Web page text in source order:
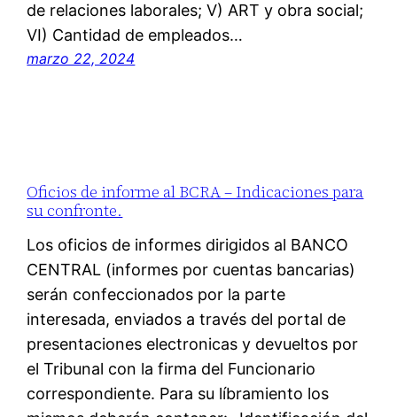
de relaciones laborales; V) ART y obra social;
VI) Cantidad de empleados…
marzo 22, 2024
Oficios de informe al BCRA – Indicaciones para
su confronte.
Los oficios de informes dirigidos al BANCO
CENTRAL (informes por cuentas bancarias)
serán confeccionados por la parte
interesada, enviados a través del portal de
presentaciones electronicas y devueltos por
el Tribunal con la firma del Funcionario
correspondiente. Para su líbramiento los